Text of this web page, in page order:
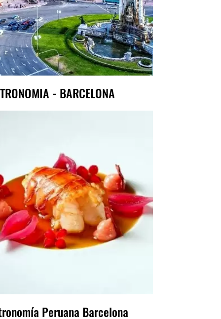
- BARCELONA
Peruana Barcelona